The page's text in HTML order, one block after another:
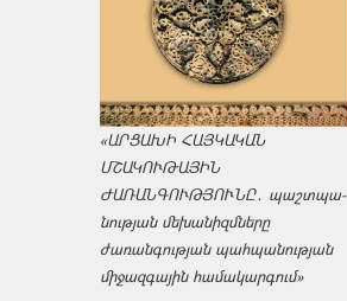
«ԱՐՑԱԽԻ ՀԱՅԿԱԿԱՆ
ՄՇԱԿՈՒԹԱՅԻՆ
ԺԱՌԱՆԳՈՒԹՅՈՒՆԸ․ պաշտպա­
նության մեխանիզմները
ժառանգության պահպանության
միջազ­գային համակարգում»